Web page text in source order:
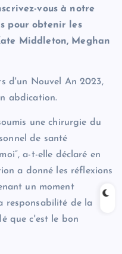
vous à notre
pour obtenir les
Middleton, Meghan
d'un Nouvel An 2023,
abdication.
une chirurgie du
de santé
a-t-elle déclaré en
a donné les réflexions
un moment
responsabilité de la
que c'est le bon